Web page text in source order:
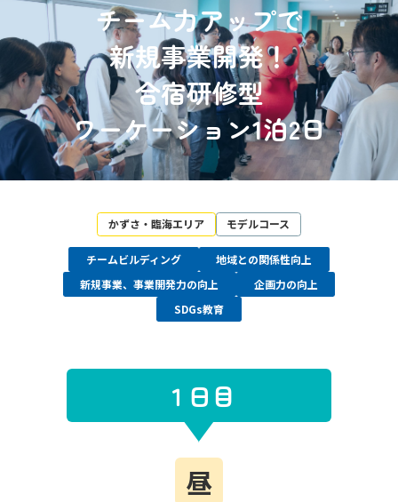
チーム力アップで
新規事業開発！
合宿研修型
ワーケーション1泊2日
かずさ・臨海エリア モデルコース
チームビルディング
地域との関係性向上
新規事業、事業開発力の向上
企画力の向上
SDGs教育
１日目
昼